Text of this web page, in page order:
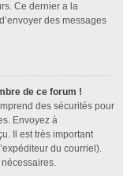
Ce dernier a la
des messages
de ce forum !
des sécurités pour
Envoyez à
Il est très important
du courriel).